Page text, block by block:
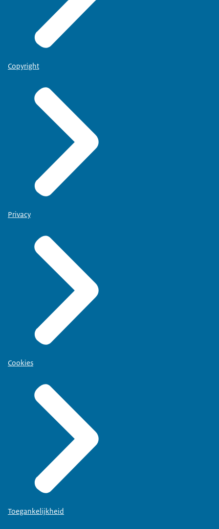
Copyright
Privacy
Cookies
Toegankelijkheid